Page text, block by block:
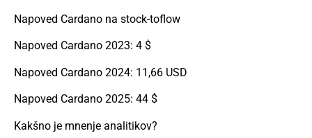
Napoved Cardano na stock-toflow
Napoved Cardano 2023: 4 $
Napoved Cardano 2024: 11,66 USD
Napoved Cardano 2025: 44 $
Kakšno je mnenje analitikov?